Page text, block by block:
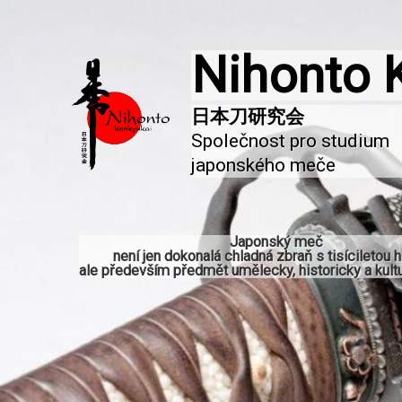
Nihonto
Společnost pro studium
japonského meče
Japonský meč
není jen dokonalá chladná zbraň s tisíciletou
ale především předmět umělecky, historicky a